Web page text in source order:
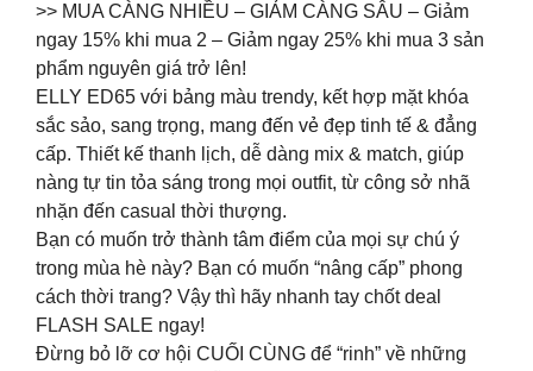
>> MUA CÀNG NHIỀU – GIẢM CÀNG SÂU – Giảm
ngay 15% khi mua 2 – Giảm ngay 25% khi mua 3 sản
phẩm nguyên giá trở lên!
ELLY ED65 với bảng màu trendy, kết hợp mặt khóa
sắc sảo, sang trọng, mang đến vẻ đẹp tinh tế & đẳng
cấp. Thiết kế thanh lịch, dễ dàng mix & match, giúp
nàng tự tin tỏa sáng trong mọi outfit, từ công sở nhã
nhặn đến casual thời thượng.
Bạn có muốn trở thành tâm điểm của mọi sự chú ý
trong mùa hè này? Bạn có muốn “nâng cấp” phong
cách thời trang? Vậy thì hãy nhanh tay chốt deal
FLASH SALE ngay!
Đừng bỏ lỡ cơ hội CUỐI CÙNG để “rinh” về những